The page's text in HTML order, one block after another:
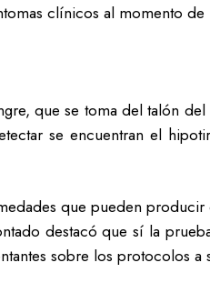
clínicos al momento de
que se toma del talón
se encuentran el
que pueden producir
destacó que sí la
sobre los protocolos